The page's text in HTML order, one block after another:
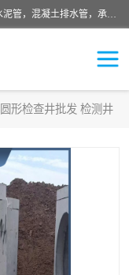
衡水宁瑞建材有限公司批量供应：水泥管、承插口水泥管，混凝土排水管，承插口水泥管，企口水泥管，钢承口水泥管，顶管，平口水泥管，水泥检查井，混凝土检查井，预制混凝土检查井，矩形检查井，圆形检查井等产品。
形检查井批发 检测井
查井
凝土检查井